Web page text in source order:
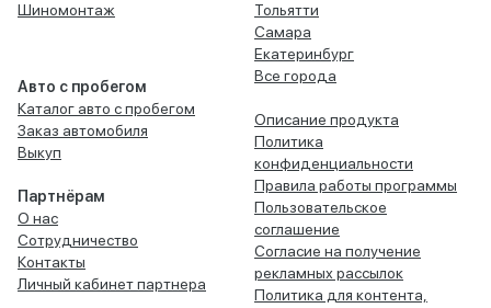
Шиномонтаж
Авто с пробегом
Каталог авто с пробегом
Заказ автомобиля
Выкуп
Партнёрам
О нас
Сотрудничество
Контакты
Личный кабинет партнера
Тольятти
Самара
Екатеринбург
Все города
Описание продукта
Политика
конфиденциальности
Правила работы программы
Пользовательское
соглашение
Согласие на получение
рекламных рассылок
Политика для контента,